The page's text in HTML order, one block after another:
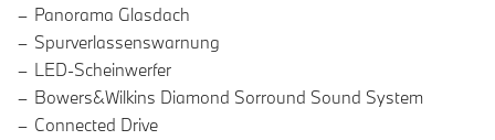
Panorama Glasdach
Spurverlassenswarnung
LED-Scheinwerfer
Bowers&Wilkins Diamond Sorround Sound System
Connected Drive